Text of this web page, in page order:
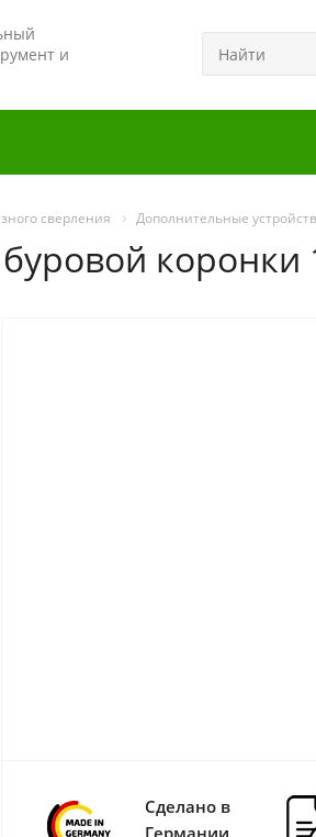
и
сверления Дополнительные
коронки
Сделано в
Германии